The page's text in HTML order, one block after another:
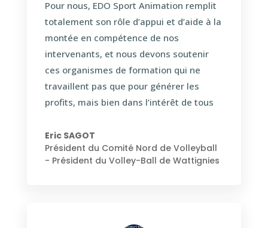
Pour nous, EDO Sport Animation remplit
totalement son rôle d’appui et d’aide à la
montée en compétence de nos
intervenants, et nous devons soutenir
ces organismes de formation qui ne
travaillent pas que pour générer les
profits, mais bien dans l’intérêt de tous
Eric SAGOT
Président du Comité Nord de Volleyball
- Président du Volley-Ball de Wattignies